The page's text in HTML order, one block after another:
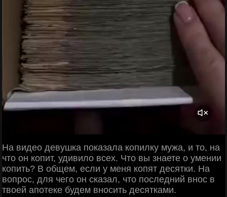
На видео девушка показала копилку мужа, и то, на
что он копит, удивило всех. Что вы знаете о умении
копить? В общем, если у меня копят десятки. На
вопрос, для чего он сказал, что последний внос в
твоей апотеке будем вносить десятками.